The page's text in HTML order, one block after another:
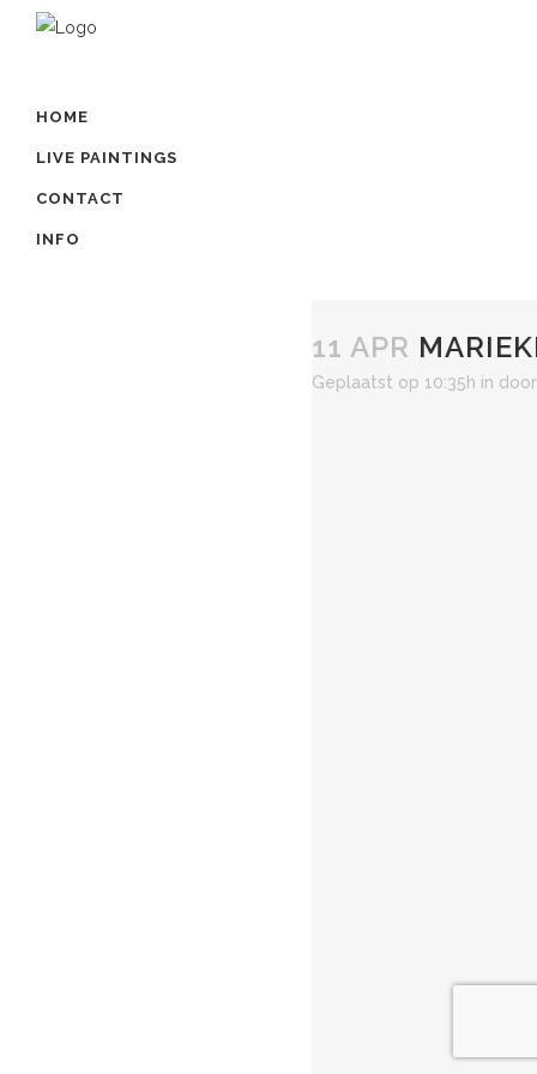
HOME
LIVE PAINTINGS
CONTACT
INFO
11 APR
Geplaatst op 10:35h in